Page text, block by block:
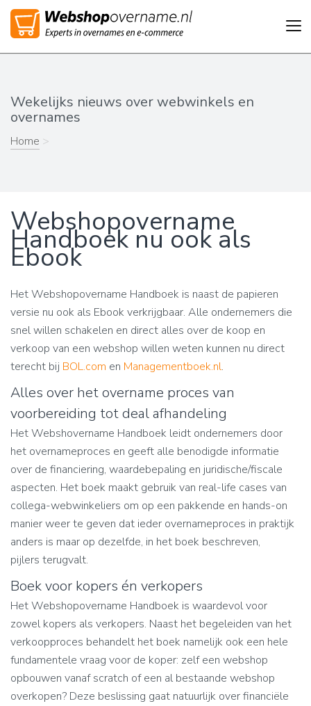
Wekelijks nieuws over webwinkels en
overnames
Home >
Webshopovername
Handboek nu ook als
Ebook
Het Webshopovername Handboek is naast de papieren
versie nu ook als Ebook verkrijgbaar. Alle ondernemers die
snel willen schakelen en direct alles over de koop en
verkoop van een webshop willen weten kunnen nu direct
terecht bij BOL.com en Managementboek.nl.
Alles over het overname proces van
voorbereiding tot deal afhandeling
Het Webshovername Handboek leidt ondernemers door
het overnameproces en geeft alle benodigde informatie
over de financiering, waardebepaling en juridische/fiscale
aspecten. Het boek maakt gebruik van real-life cases van
collega-webwinkeliers om op een pakkende en hands-on
manier weer te geven dat ieder overnameproces in praktijk
anders is maar op dezelfde, in het boek beschreven,
pijlers terugvalt.
Boek voor kopers én verkopers
Het Webshopovername Handboek is waardevol voor
zowel kopers als verkopers. Naast het begeleiden van het
verkoopproces behandelt het boek namelijk ook een hele
fundamentele vraag voor de koper: zelf een webshop
opbouwen vanaf scratch of een al bestaande webshop
overkopen? Deze beslissing gaat natuurlijk over financiële